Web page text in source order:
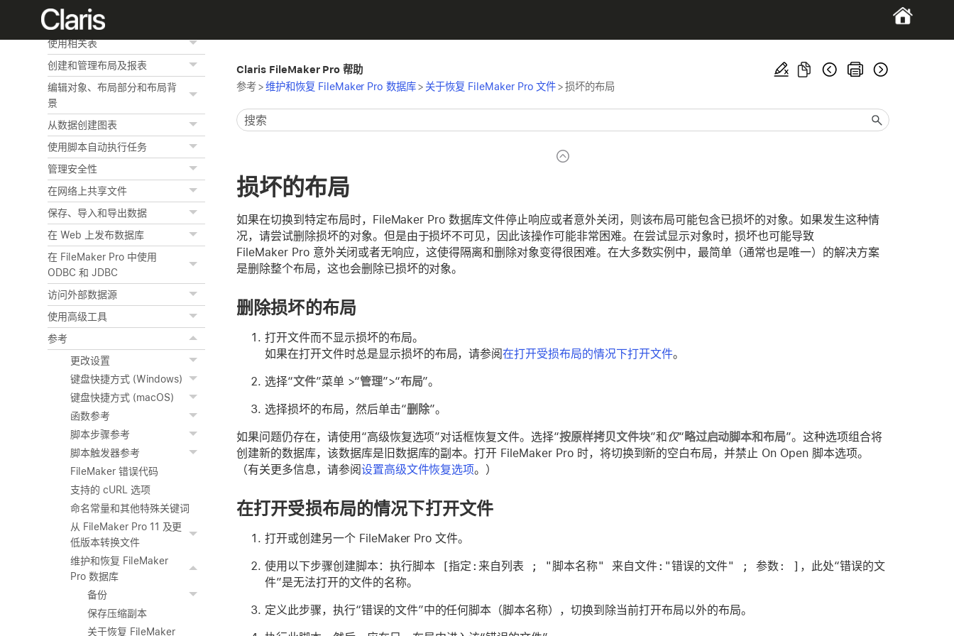
创建定制化 App
使用相关表
创建和管理布局及报表
编辑对象、布局部分和布局背
景
从数据创建图表
使用脚本自动执行任务
管理安全性
在网络上共享文件
保存、导入和导出数据
在 Web 上发布数据库
在 FileMaker Pro 中使用
ODBC 和 JDBC
访问外部数据源
使用高级工具
参考
更改设置
键盘快捷方式 (Windows)
键盘快捷方式 (macOS)
函数参考
脚本步骤参考
脚本触发器参考
FileMaker 错误代码
支持的 cURL 选项
命名常量和其他特殊关键词
从 FileMaker Pro 11 及更
低版本转换文件
维护和恢复 FileMaker
Pro 数据库
备份
保存压缩副本
关于恢复 FileMaker
Claris FileMaker Pro 帮助
参考>维护和恢复 FileMaker Pro 数据库> 关于恢复 FileMaker Pro 文件>损坏的布局
损坏的布局
如果在切换到特定布局时，FileMaker Pro 数据库文件停止响应或者意外关闭，则该布局可能包含已损坏的对象。如果发生这种情
况，请尝试删除损坏的对象。但是由于损坏不可见，因此该操作可能非常困难。在尝试显示对象时，损坏也可能导致
FileMaker Pro 意外关闭或者无响应，这使得隔离和删除对象变得很困难。在大多数实例中，最简单（通常也是唯一）的解决方案
是删除整个布局，这也会删除已损坏的对象。
删除损坏的布局
打开文件而不显示损坏的布局。
如果在打开文件时总是显示损坏的布局，请参阅在打开受损布局的情况下打开文件。
选择“文件”菜单 >“管理”>“布局”。
选择损坏的布局，然后单击“删除”。
如果问题仍存在，请使用“高级恢复选项”对话框恢复文件。选择“按原样拷贝文件块”和仅“略过启动脚本和布局”。这种选项组合将
创建新的数据库，该数据库是旧数据库的副本。打开 FileMaker Pro 时，将切换到新的空白布局，并禁止 On Open 脚本选项。
（有关更多信息，请参阅设置高级文件恢复选项。）
在打开受损布局的情况下打开文件
打开或创建另一个 FileMaker Pro 文件。
使用以下步骤创建脚本： 执行脚本 [指定:来自列表 ; "脚本名称" 来自文件:"错误的文件" ; 参数: ] ，此处“错误的文
件”是无法打开的文件的名称。
定义此步骤，执行“错误的文件”中的任何脚本（脚本名称），切换到除当前打开布局以外的布局。